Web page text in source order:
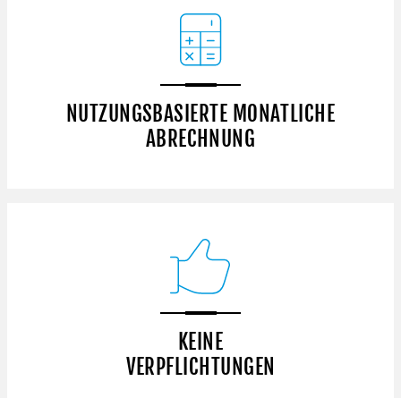
NUTZUNGSBASIERTE MONATLICHE
ABRECHNUNG
KEINE
VERPFLICHTUNGEN